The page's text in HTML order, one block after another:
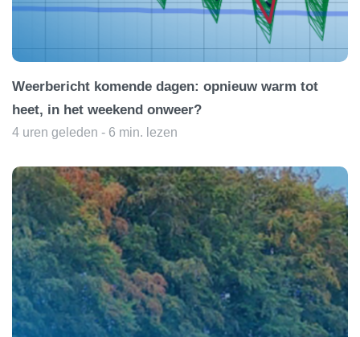
Weerbericht komende dagen: opnieuw warm tot
heet, in het weekend onweer?
4 uren geleden - 6 min. lezen